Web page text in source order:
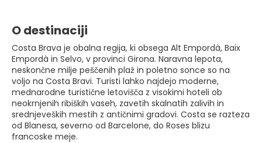
O destinaciji
Costa Brava je obalna regija, ki obsega Alt Empordà, Baix
Empordà in Selvo, v provinci Girona. Naravna lepota,
neskončne milje peščenih plaž in poletno sonce so na
voljo na Costa Bravi. Turisti lahko najdejo moderne,
mednarodne turistične letovišča z visokimi hoteli ob
neokrnjenih ribiških vaseh, zavetih skalnatih zalivih in
srednjeveških mestih z antičnimi gradovi. Costa se razteza
od Blanesa, severno od Barcelone, do Roses blizu
francoske meje.